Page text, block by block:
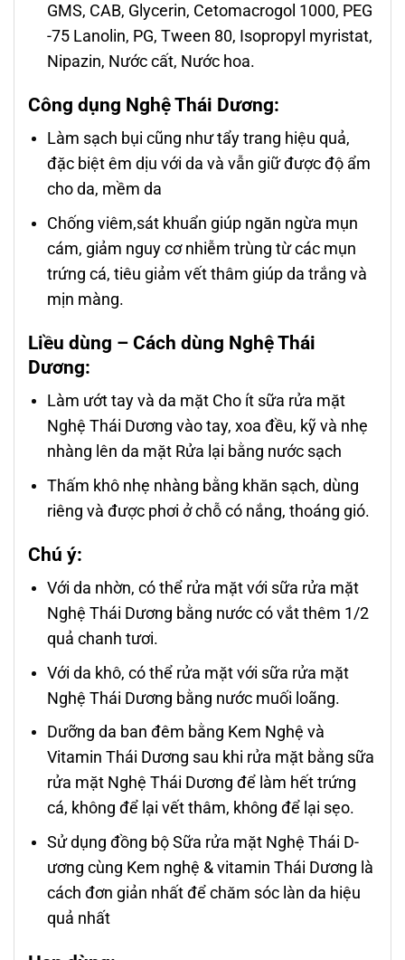
GMS, CAB, Glycerin, Cetomacrogol 1000, PEG
-75 Lanolin, PG, Tween 80, Isopropyl myristat,
Nipazin, Nước cất, Nước hoa.
Công d ụng Nghệ Thái Dương:
Làm sạch bụi cũng nh­ư tẩy trang hiệu quả,
đặc biệt êm dịu với da và vẫn giữ được độ ẩm
cho da, mềm da
Chống viêm,sát khuẩn giúp ngăn ngừa mụn
cám, giảm nguy cơ nhiễm trùng từ các mụn
trứng cá, tiêu giảm vết thâm giúp da trắng và
mịn màng.
Liều d ùng – Cách d ùng Nghệ Thái
Dương:
Làm ướt tay và da mặt Cho ít sữa rửa mặt
Nghệ Thái D­ương vào tay, xoa đều, kỹ và nhẹ
nhàng lên da mặt Rửa lại bằng nước sạch
Thấm khô nhẹ nhàng bằng khăn sạch, dùng
riêng và đ­ược phơi ở chỗ có nắng, thoáng gió.
Chú ý:
Với da nhờn, có thể rửa mặt với sữa rửa mặt
Nghệ Thái D­ương bằng n­ước có vắt thêm 1/2
quả chanh t­ươi.
Với da khô, có thể rửa mặt với sữa rửa mặt
Nghệ Thái D­ương bằng n­ước muối loãng.
D­ưỡng da ban đêm bằng Kem Nghệ và
Vitamin Thái D­ương sau khi rửa mặt bằng sữa
rửa mặt Nghệ Thái D­ương để làm hết trứng
cá, không để lại vết thâm, không để lại sẹo.
Sử dụng đồng bộ Sữa rửa mặt Nghệ Thái D­
ương cùng Kem nghệ & vitamin Thái Dương là
cách đơn giản nhất để chăm sóc làn da hiệu
quả nhất